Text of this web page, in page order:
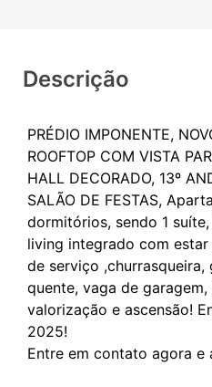
Descrição
PRÉDIO IMPONENTE,
ROOFTOP COM VISTA
HALL DECORADO, 13º
SALÃO DE FESTAS,
dormitórios, sendo 1
living integrado com estar
de serviço ,churrasqueira,
quente, vaga de
valorização e ascensão!
2025!